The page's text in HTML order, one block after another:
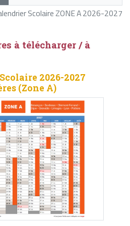
Scolaire ZONE A 2026-2027
à télécharger / à
2026-2027
(Zone A)